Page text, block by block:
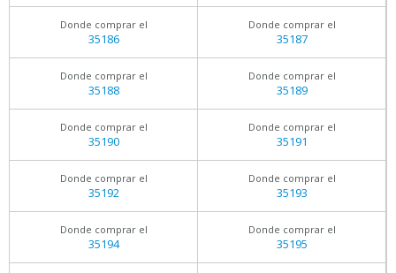
Donde comprar el
35186
Donde comprar el
35187
Donde comprar el
35188
Donde comprar el
35189
Donde comprar el
35190
Donde comprar el
35191
Donde comprar el
35192
Donde comprar el
35193
Donde comprar el
35194
Donde comprar el
35195